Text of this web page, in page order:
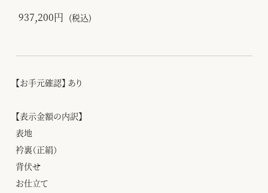
937,200円 (税込)
【お手元確認】 あり
【表示金額の内訳】
表地
衿裏（正絹）
背伏せ
お仕立て